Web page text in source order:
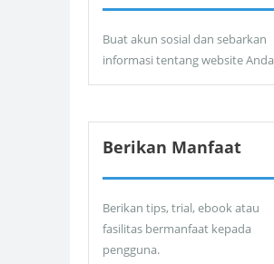
Buat akun sosial dan sebarkan
informasi tentang website Anda
Berikan Manfaat
Berikan tips, trial, ebook atau
fasilitas bermanfaat kepada
pengguna.